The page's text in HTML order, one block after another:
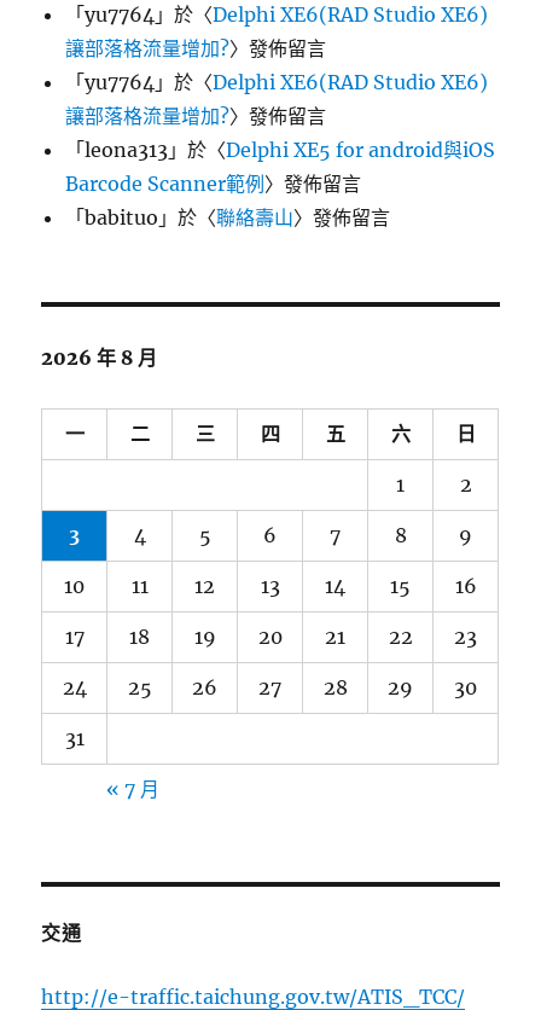
「yu7764 」於〈Delphi XE6(RAD Studio XE6)
讓部落格流量增加?〉發佈留言
「yu7764 」於〈Delphi XE6(RAD Studio XE6)
讓部落格流量增加?〉發佈留言
「leona313 」於〈Delphi XE5 for android與iOS
Barcode Scanner範例〉發佈留言
「babituo 」於〈聯絡壽山〉發佈留言
2026 年 8 月
一 二 三 四 五 六 日
1 2
3 4 5 6 7 8 9
10 11 12 13 14 15 16
17 18 19 20 21 22 23
24 25 26 27 28 29 30
31
« 7 月
交通
http://e-traffic.taichung.gov.tw/ATIS_TCC/